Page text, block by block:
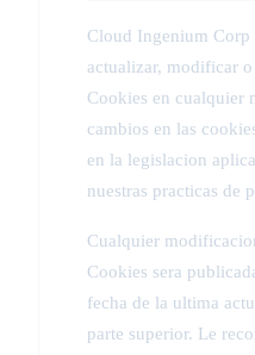
Cloud Ingenium Corp
actualizar, modificar
Cookies en cualquier
cambios en las
en la legislacion
nuestras practicas de
Cualquier
Cookies sera
fecha de la ultima
parte superior. Le